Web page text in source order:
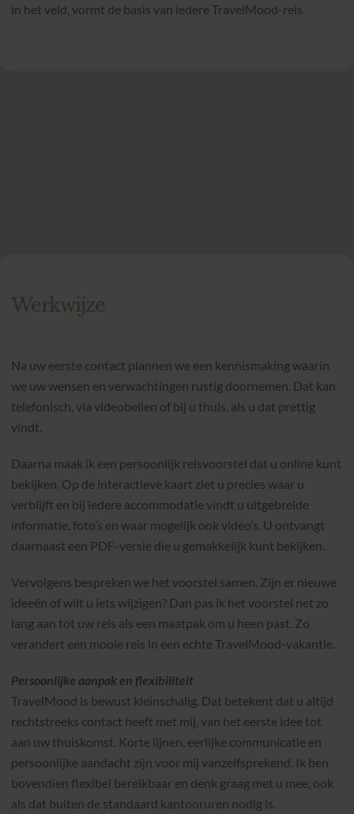
in het veld, vormt de basis van iedere TravelMood-reis.
Werkwijze
Na uw eerste contact plannen we een kennismaking waarin
we uw wensen en verwachtingen rustig doornemen. Dat kan
telefonisch, via videobellen of bij u thuis, als u dat prettig
vindt.
Daarna maak ik een persoonlijk reisvoorstel dat u online kunt
bekijken. Op de interactieve kaart ziet u precies waar u
verblijft en bij iedere accommodatie vindt u uitgebreide
informatie, foto’s en waar mogelijk ook video’s. U ontvangt
daarnaast een PDF-versie die u gemakkelijk kunt bekijken.
Vervolgens bespreken we het voorstel samen. Zijn er nieuwe
ideeën of wilt u iets wijzigen? Dan pas ik het voorstel net zo
lang aan tot uw reis als een maatpak om u heen past. Zo
verandert een mooie reis in een echte TravelMood-vakantie.
Persoonlijke aanpak en flexibiliteit
TravelMood is bewust kleinschalig. Dat betekent dat u altijd
rechtstreeks contact heeft met mij, van het eerste idee tot
aan uw thuiskomst. Korte lijnen, eerlijke communicatie en
persoonlijke aandacht zijn voor mij vanzelfsprekend. Ik ben
bovendien flexibel bereikbaar en denk graag met u mee, ook
als dat buiten de standaard kantooruren nodig is.